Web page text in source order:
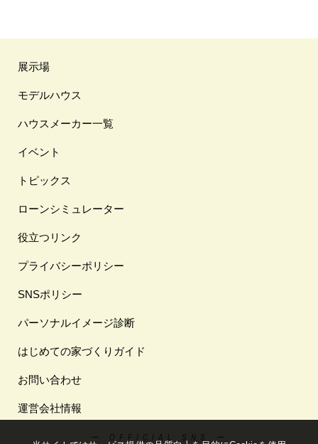
展示場
モデルハウス
ハウスメーカー一覧
イベント
トピックス
ローンシミュレーター
役立つリンク
プライバシーポリシー
SNSポリシー
パーソナルイメージ診断
はじめての家づくりガイド
お問い合わせ
運営会社情報
ー OFFICIAL SNS ー